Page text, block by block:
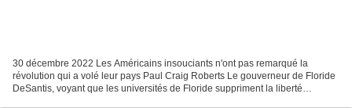
30 décembre 2022 Les Américains insouciants n'ont pas remarqué la
révolution qui a volé leur pays Paul Craig Roberts Le gouverneur de Floride
DeSantis, voyant que les universités de Floride suppriment la liberté